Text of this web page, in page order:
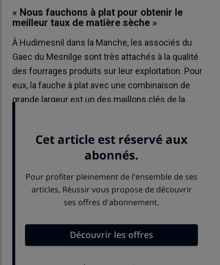
« Nous fauchons à plat pour obtenir le
meilleur taux de matière sèche »
À Hudimesnil dans la Manche, les associés du
Gaec du Mesnilge sont très attachés à la qualité
des fourrages produits sur leur exploitation. Pour
eux, la fauche à plat avec une combinaison de
grande largeur est un des maillons clés de la